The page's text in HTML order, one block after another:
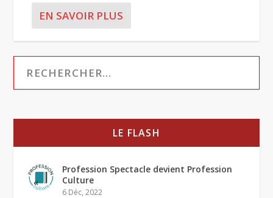
EN SAVOIR PLUS
LE FLASH
Profession Spectacle devient Profession
Culture
6 Déc, 2022